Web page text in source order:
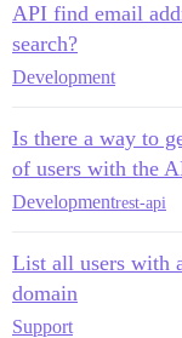
API find email
search?
Development
Is there a way to
of users with the
Developmentrest-api
List all users with
domain
Support